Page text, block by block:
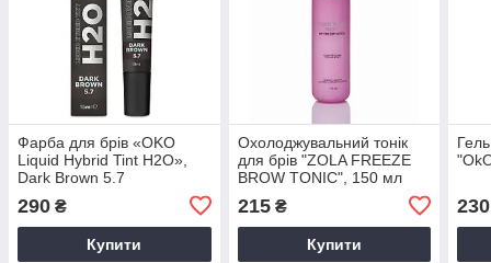
Фарба для брів «OKO
Liquid Hybrid Tint H2O»,
Dark Brown 5.7
290 ₴
Купити
Охолоджувальний тонік
для брів "ZOLA FREEZE
BROW TONIC", 150 мл
215₴
Купити
230